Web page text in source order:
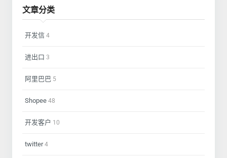
文章分类
开发信 4
进出口 3
阿里巴巴 5
Shopee 48
开发客户 10
twitter4